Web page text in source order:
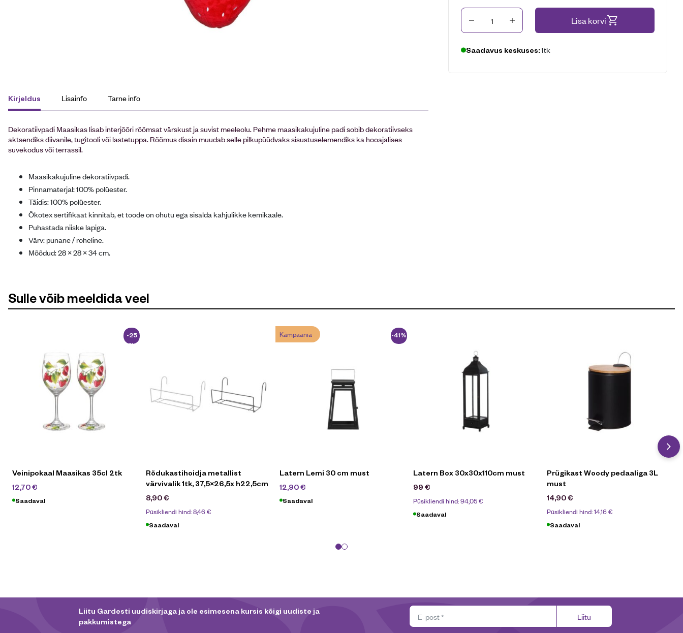
Kirjeldus Lisainfo Tarne info
Dekoratiivpadi Maasikas lisab interjööri rõõmsat värskust ja suvist meeleolu. Pehme maasikakujuline padi sobib dekoratiivseks
aktsendiks diivanile, tugitooli või lastetuppa. Rõõmus disain muudab selle pilkupüüdvaks sisustuselemendiks ka hooajalises
suvekodus või terrassil.
Maasikakujuline dekoratiivpadi.
Pinnamaterjal: 100% polüester.
Täidis: 100% polüester.
Ökotex sertifikaat kinnitab, et toode on ohutu ega sisalda kahjulikke kemikaale.
Puhastada niiske lapiga.
Värv: punane / roheline.
Mõõdud: 28 × 28 × 34 cm.
Kogus Lisa korvi
Saadavus keskuses:1tk
Sulle võib meeldida veel
-25
%
Veinipokaal Maasikas 35cl 2tk
12,70€
Saadaval
Rõdukastihoidja metallist
värvivalik 1tk, 37,5×26,5x h22,5cm
8,90€
Püsikliendi hind:8,46€
Saadaval
Kampaania -41%
Latern Lemi 30 cm must
12,90€
Saadaval
Latern Box 30x30x110cm must
99 €
Püsikliendi hind:94,05€
Saadaval
Prügikast Woody pedaaliga 3L
must
14,90€
Püsikliendi hind:14,16€
Saadaval
Liitu Gardesti uudiskirjaga ja ole esimesena kursis kõigi uudiste ja
pakkumistega
Liitu